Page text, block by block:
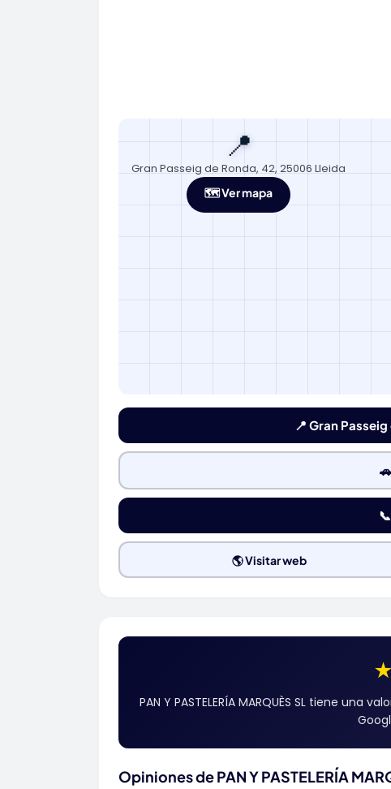
📍
Gran Passeig de Ronda, 42, 25006 Lleida
🗺️ Ver mapa
📍 Gran
🌎 Visitar web
★
PAN Y PASTELERÍA MARQUÈS SL tiene una
Opiniones de PAN Y PASTELERÍA